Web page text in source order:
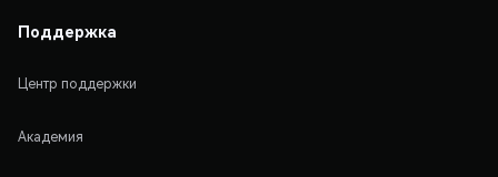
Поддержка
Центр поддержки
Академия